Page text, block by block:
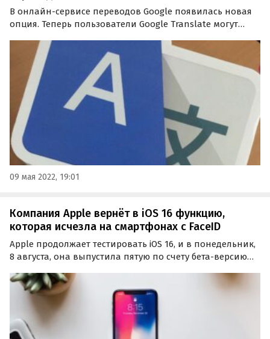
В онлайн-сервисе переводов Google появилась новая
опция. Теперь пользователи Google Translate могут
записи. Впервые о новой функции рассказали авторы
англоязычного портала Android Police.
09 мая 2022, 19:01
Компания Apple вернёт в iOS 16 функцию,
которая исчезла на смартфонах с FaceID
Apple продолжает тестировать iOS 16, и в понедельник,
8 августа, она выпустила пятую по счету бета-версию
множество изменений, в том числе обновленную
иконку уровня заряда аккумулятора.